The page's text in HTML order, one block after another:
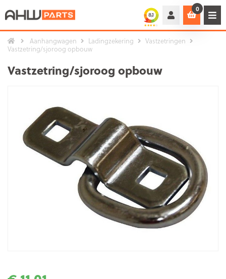
0
Aanhangwagen Ladingzekering
Vastzetringen
Vastzetring/sjoroog opbouw
Vastzetring/sjoroog opbouw